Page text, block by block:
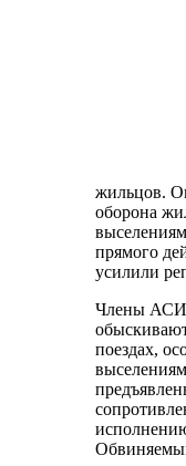
жильцов.
оборона
прямого
усилили
Члены АСИ
поездах,